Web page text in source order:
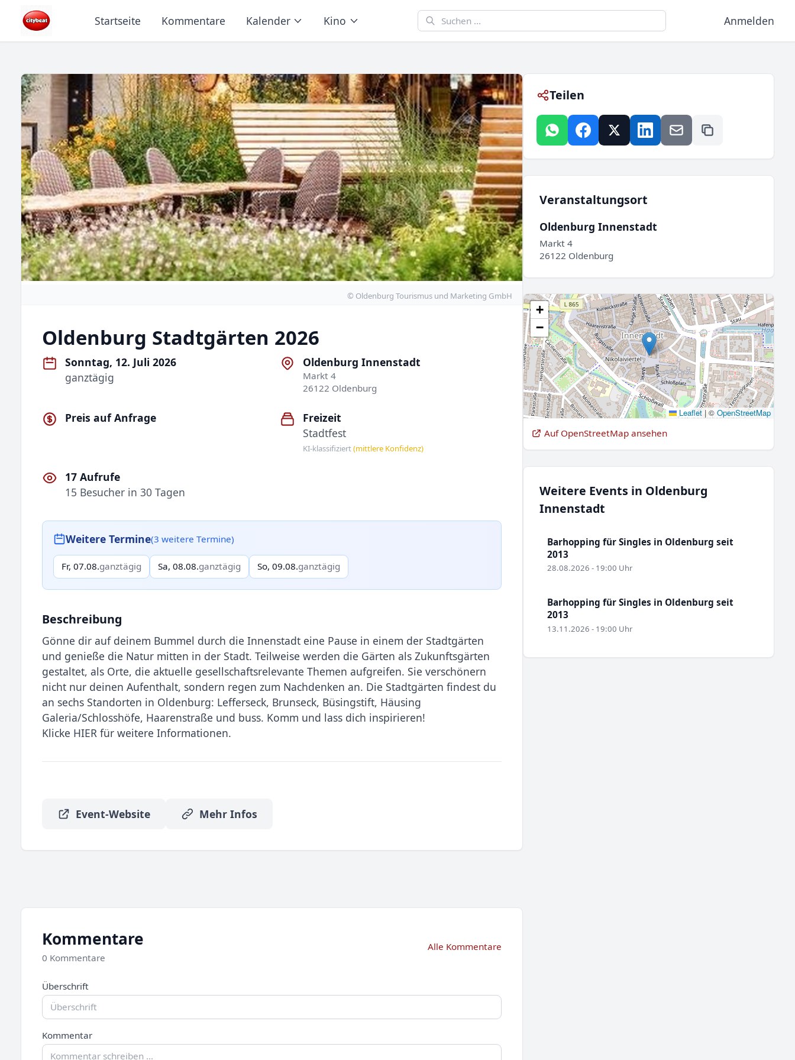
Startseite Kommentare Kalender Kino Anmelden
© Oldenburg Tourismus und Marketing GmbH
Oldenburg Stadtgärten 2026
Sonntag, 12. Juli 2026
ganztägig
Oldenburg Innenstadt
Markt 4
26122 Oldenburg
Preis auf Anfrage
Freizeit
Stadtfest
KI-klassifiziert(mittlere Konfidenz)
17 Aufrufe
15 Besucher in 30 Tagen
Weitere Termine(3 weitere Termine)
Fr, 07.08.ganztägig Sa, 08.08.ganztägig So, 09.08.ganztägig
Beschreibung
Gönne dir auf deinem Bummel durch die Innenstadt eine Pause in einem der Stadtgärten
und genieße die Natur mitten in der Stadt. Teilweise werden die Gärten als Zukunftsgärten
gestaltet, als Orte, die aktuelle gesellschaftsrelevante Themen aufgreifen. Sie verschönern
nicht nur deinen Aufenthalt, sondern regen zum Nachdenken an. Die Stadtgärten findest du
an sechs Standorten in Oldenburg: Lefferseck, Brunseck, Büsingstift, Häusing
Galeria/Schlosshöfe, Haarenstraße und buss. Komm und lass dich inspirieren!
Klicke HIER für weitere Informationen.
Event-Website Mehr Infos
Teilen
Veranstaltungsort
Oldenburg Innenstadt
Markt 4
26122 Oldenburg
+
−
Leaflet |© OpenStreetMap
Auf OpenStreetMap ansehen
Weitere Events in Oldenburg
Innenstadt
Barhopping für Singles in Oldenburg seit
2013
28.08.2026 - 19:00 Uhr
Barhopping für Singles in Oldenburg seit
2013
13.11.2026 - 19:00 Uhr
Kommentare
0 Kommentare
Alle Kommentare
Überschrift
Kommentar